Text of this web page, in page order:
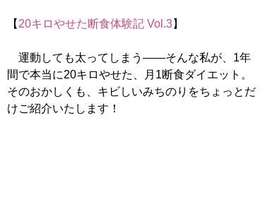
【 20キロやせた断食体験記 Vol.3】
運動しても太ってしまう――そんな私が、1年
間で本当に20キロやせた、月1断食ダイエット。
そのおかしくも、キビしいみちのりをちょっとだ
けご紹介いたします！